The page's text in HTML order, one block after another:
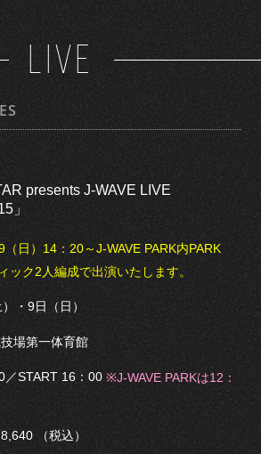
LIVE
presents J-WAVE LIVE
」
日）14：20～J-WAVE PARK内PARK
ック2人編成で出演いたします。
・9日（日）
場第一体育館
／START 16：00※J-WAVE PARKは12：
（税込）